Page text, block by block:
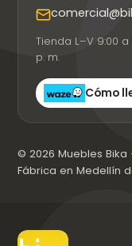
Tienda L–V 9:00 a
p. m.
Cómo
© 2026 Muebles Bika
Fábrica en Medellín